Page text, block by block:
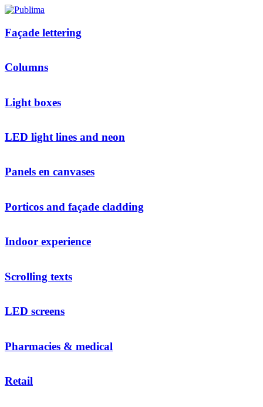
Façade lettering
Columns
Light boxes
LED light lines and neon
Panels en canvases
Porticos and façade cladding
Indoor experience
Scrolling texts
LED screens
Pharmacies & medical
Retail